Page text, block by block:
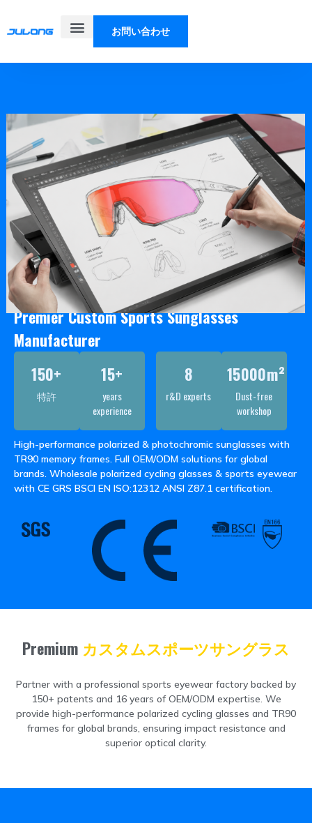
お問い合わせ
Premier Custom Sports Sunglasses
Manufacturer
150+
特許
15+
years
experience
8
r&D experts
15000m²
Dust-free
workshop
High-performance polarized & photochromic sunglasses with
TR90 memory frames. Full OEM/ODM solutions for global
brands. Wholesale polarized cycling glasses & sports eyewear
with CE GRS BSCI EN ISO:12312 ANSI Z87.1 certification.
Premium カスタムスポーツサングラス
Partner with a professional sports eyewear factory backed by
150+ patents and 16 years of OEM/ODM expertise We
provide high-performance polarized cycling glasses and TR90
frames for global brands ensuring impact resistance and
superior optical clarity.